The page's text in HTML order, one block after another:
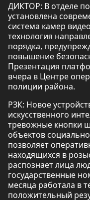
ДИКТОР: В отделе
установлена
система камер
технология
порядка,
повышение
Презентация
вчера в Центре
полиции района.
РЗК: Новое
искусственного
тревожные кнопки
объектов
позволяет
находящихся в
распознает лица
государственные
месяца работала в
положительный